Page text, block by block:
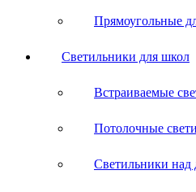
Прямоугольные
Светильники для школ
Встраиваемые
Потолочные
Светильники над